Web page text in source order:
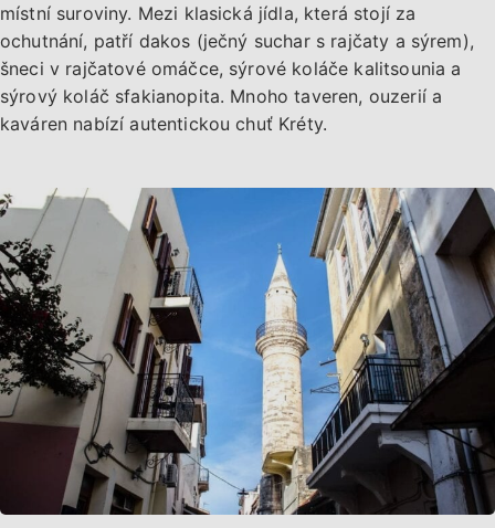
místní suroviny. Mezi klasická jídla, která stojí za
ochutnání, patří dakos (ječný suchar s rajčaty a sýrem),
šneci v rajčatové omáčce, sýrové koláče kalitsounia a
sýrový koláč sfakianopita. Mnoho taveren, ouzerií a
kaváren nabízí autentickou chuť Kréty.